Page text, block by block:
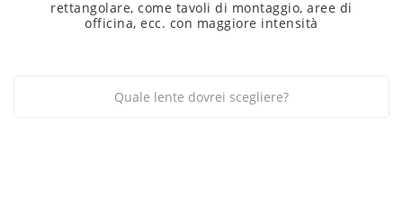
rettangolare, come tavoli di montaggio, aree di
officina, ecc. con maggiore intensità
Quale lente dovrei scegliere?